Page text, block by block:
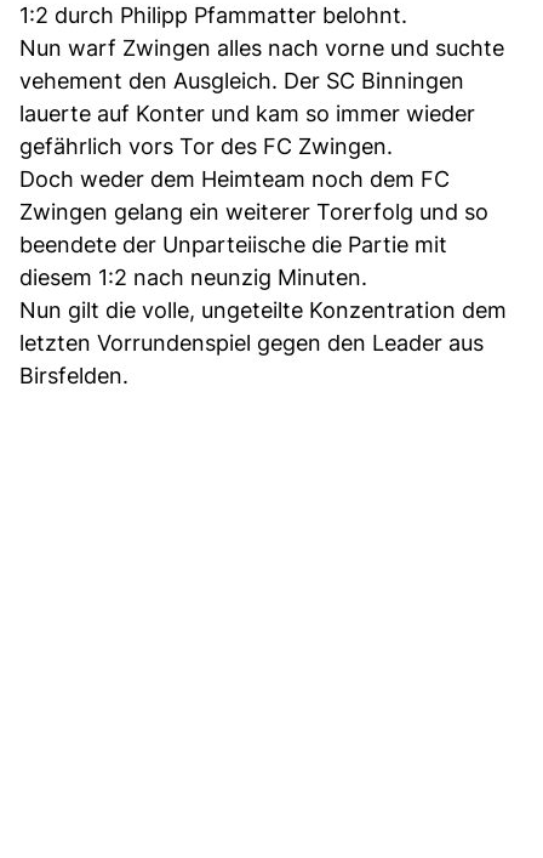
1:2 durch Philipp Pfammatter belohnt.
Nun warf Zwingen alles nach vorne und suchte
vehement den Ausgleich. Der SC Binningen
lauerte auf Konter und kam so immer wieder
gefährlich vors Tor des FC Zwingen.
Doch weder dem Heimteam noch dem FC
Zwingen gelang ein weiterer Torerfolg und so
beendete der Unparteiische die Partie mit
diesem 1:2 nach neunzig Minuten.
Nun gilt die volle, ungeteilte Konzentration dem
letzten Vorrundenspiel gegen den Leader aus
Birsfelden.